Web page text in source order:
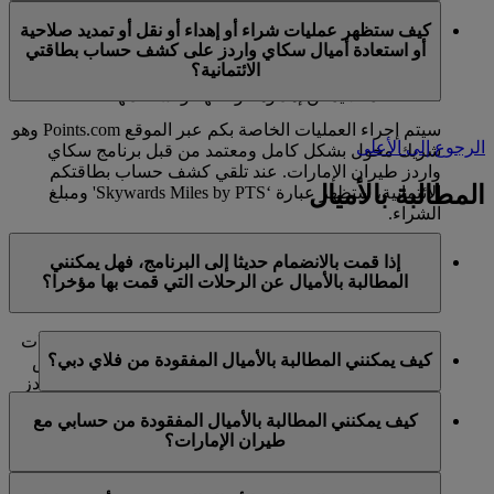
يستخدمون حسابا شخصيا في برنامج سكاي واردز لطيران
الإمارات ولا تنطبق على حسابات برنامج العائلة. وهذا يعني أنه
لا يمكن شراء أميال سكاي واردز إضافية لحسابات برنامج
العائلة، كما لا يمكن إهداؤها أو نقلها أو استعادتها.
كيف ستظهر عمليات شراء أو إهداء أو نقل أو تمديد صلاحية
أو استعادة أميال سكاي واردز على كشف حساب بطاقتي
الائتمانية؟
سيتم إجراء العمليات الخاصة بكم عبر الموقع Points.com وهو
شريك مخول بشكل كامل ومعتمد من قبل برنامج سكاي
واردز طيران الإمارات. عند تلقي كشف حساب بطاقتكم
الائتمانية، ستظهر عبارة ‘Skywards Miles by PTS' ومبلغ
الشراء.
يرجى زيارة هذهالصفحة للحصول على المزيد من المعلومات.
الرجوع إلى الأعلى
المطالبة بالأميال
إذا قمت بالانضمام حديثا إلى البرنامج، فهل يمكنني
المطالبة بالأميال عن الرحلات التي قمت بها مؤخرا؟
نعم، يمكن للأعضاء الجدد المطالبة بالأميال بالنسبة للرحلات
التي تم القيام بها مع طيران الإمارات وفلاي دبي وكوانتاس
قبل ما يصل إلى شهرين من تاريخ التسجيل في سكاي واردز
ومع ذلك، فإن أي معاملات أخرى، مثل الرحلات مع الخطوط
كيف يمكنني المطالبة بالأميال المفقودة من فلاي دبي؟
تسجيل الدخول وإرسال مطالبة عبر الإنترنت على الموقع
كيف يمكنني المطالبة بالأميال المفقودة من حسابي مع
طيران الإمارات؟